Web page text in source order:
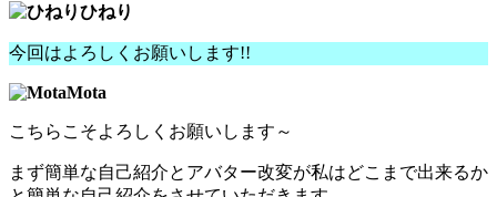
ひねり
今回はよろしくお願いします!!
Mota
こちらこそよろしくお願いします～
まず簡単な自己紹介とアバター改変が私はどこまで出来るか